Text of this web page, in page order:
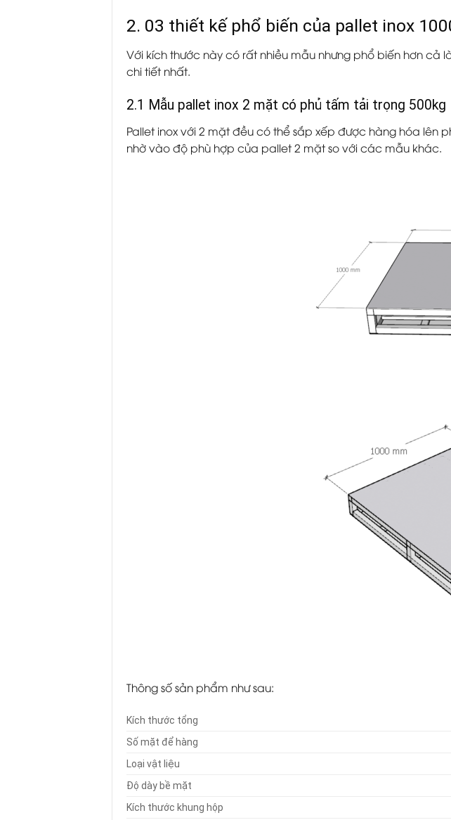
2. 03 thiết kế phổ biến của pallet inox
Với kích thước này có rất nhiều mẫu nhưng phổ biến hơn cả
chi tiết nhất.
2.1 Mẫu pallet inox 2 mặt có phủ tấm tải trọng 500kg
Pallet inox với 2 mặt đều có thể sắp xếp được hàng hóa lên
nhờ vào độ phù hợp của pallet 2 mặt so với các mẫu khác.
Thông số sản phẩm như sau:
Kích thước tổng
Số mặt để hàng
Loại vật liệu
Độ dày bề mặt
Kích thước khung hộp